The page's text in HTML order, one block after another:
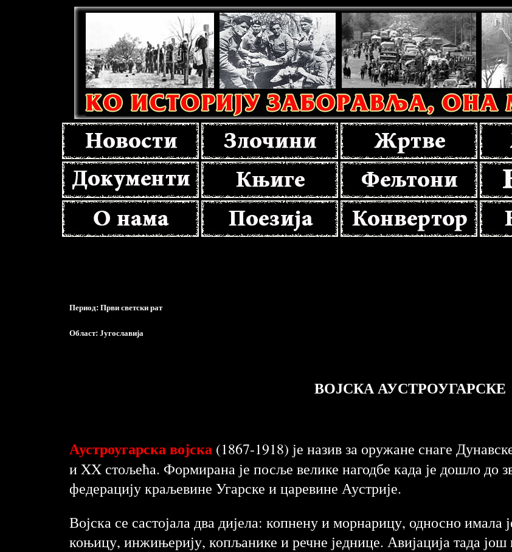
Период:Први светски рат
Област:Југославија
ВОЈСКА АУСТРОУГАРСКЕ
Аустроугарска војска (1867-1918) је назив за оружане снаге
и XX стољећа. Формирана је посље велике нагодбе када је дошло до
федерацију краљевине Угарске и царевине Аустрије.
Војска се састојала два дијела: копнену и морнарицу, односно имала
коњицу, инжињерију, копљанике и речне једнице. Авијација тада још